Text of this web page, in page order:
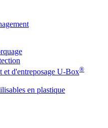
et d'entreposage U-Box®
en plastique